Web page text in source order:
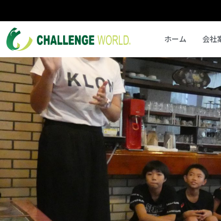
ホーム 会社